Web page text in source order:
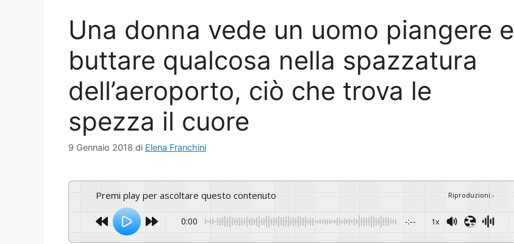
Una donna vede un uomo piangere e
buttare qualcosa nella spazzatura
dell’aeroporto, ciò che trova le
spezza il cuore
9 Gennaio 2018 di Elena Franchini
Premi play per ascoltare questo contenuto Riproduzioni:-
0:00 -:-- 1x